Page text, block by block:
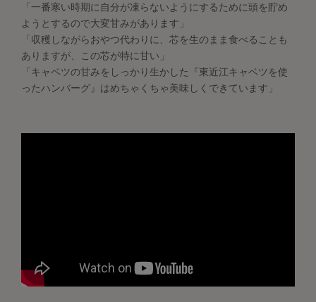
「一番寒い時期に自分が凍らないようにするために頭を貯め
ようとするので大変甘みがあります」
「収穫しながらおやつ代わりに、芯を生のまま食べることも
ありますが、この芯が特に甘い」
「キャベツの甘みをしっかり生かした『東近江キャベツを使
ったハンバーグ』はめちゃくちゃ美味しくできています」